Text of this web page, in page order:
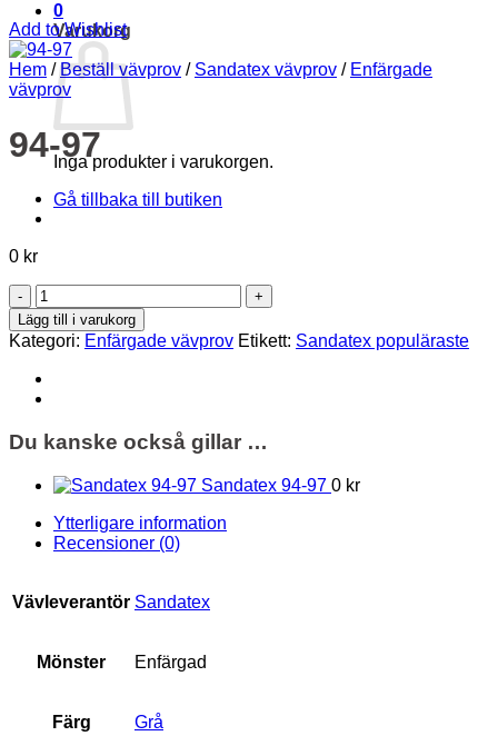
0
Varukorg
Inga produkter i varukorgen.
Gå tillbaka till butiken
Add to Wishlist
Hem / Beställ vävprov / Sandatex vävprov / Enfärgade
vävprov
94-97
0 kr
94-
97
mängd
Lägg till i varukorg
Kategori: Enfärgade vävprov Etikett: Sandatex populäraste
Du kanske också gillar …
Sandatex 94-97 0 kr
Ytterligare information
Recensioner (0)
Vävleverantör Sandatex
Mönster Enfärgad
Färg Grå